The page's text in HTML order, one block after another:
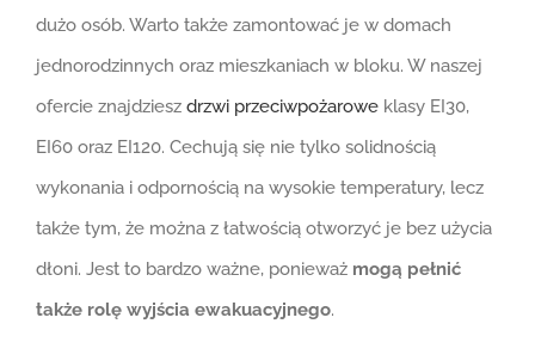
dużo osób. Warto także zamontować je w domach
jednorodzinnych oraz mieszkaniach w bloku. W naszej
ofercie znajdziesz drzwi przeciwpożaroweklasy EI30,
EI60 oraz EI120. Cechują się nie tylko solidnością
wykonania i odpornością na wysokie temperatury, lecz
także tym, że można z łatwością otworzyć je bez użycia
dłoni. Jest to bardzo ważne, ponieważ mogą pełnić
także rolę wyjścia ewakuacyjnego.